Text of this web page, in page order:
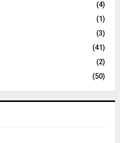
(4)
(1)
(3)
(41)
(2)
(50)